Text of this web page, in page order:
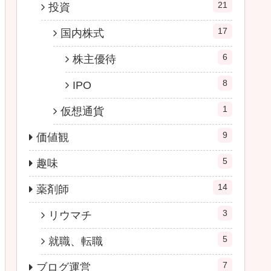
投資 21
国内株式 17
株主優待 6
IPO 8
仮想通貨 1
価値観 9
趣味 5
薬剤師 14
リウマチ 3
就職、転職 5
ブログ運営 7